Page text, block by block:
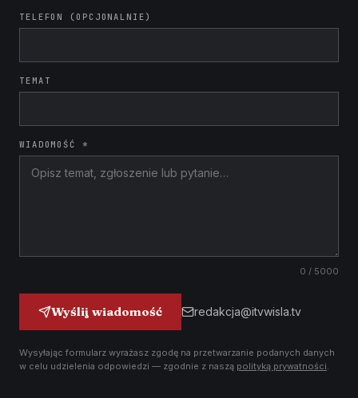
TELEFON (OPCJONALNIE)
TEMAT
WIADOMOŚĆ *
0 / 5000
Wyślij wiadomość redakcja@itvwisla.tv
Wysyłając formularz wyrażasz zgodę na przetwarzanie podanych danych
w celu udzielenia odpowiedzi — zgodnie z naszą polityką prywatności.